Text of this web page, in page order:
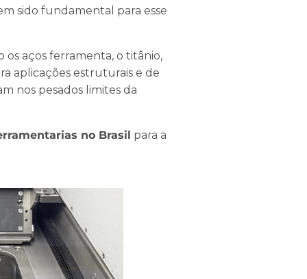
sido fundamental para esse
os aços ferramenta, o titânio,
aplicações estruturais e de
nos pesados limites da
no Brasil para a